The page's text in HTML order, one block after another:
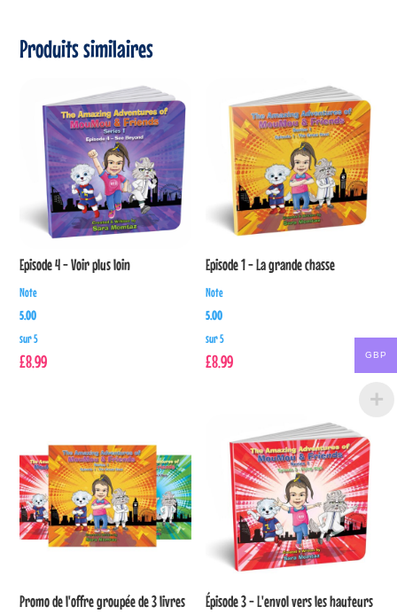
Produits similaires
Episode 4 - Voir plus loin
Note
5.00
sur 5
£8.99
Episode 1 - La grande chasse
Note
5.00
sur 5
£8.99
Promo de l'offre groupée de 3 livres Épisode 3 - L'envol vers les hauteurs
GBP